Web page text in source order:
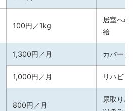
100円／1kg
居室へ
給
1,300円／月 カバー
1,000円／月 リハビ
800円／月
尿取り